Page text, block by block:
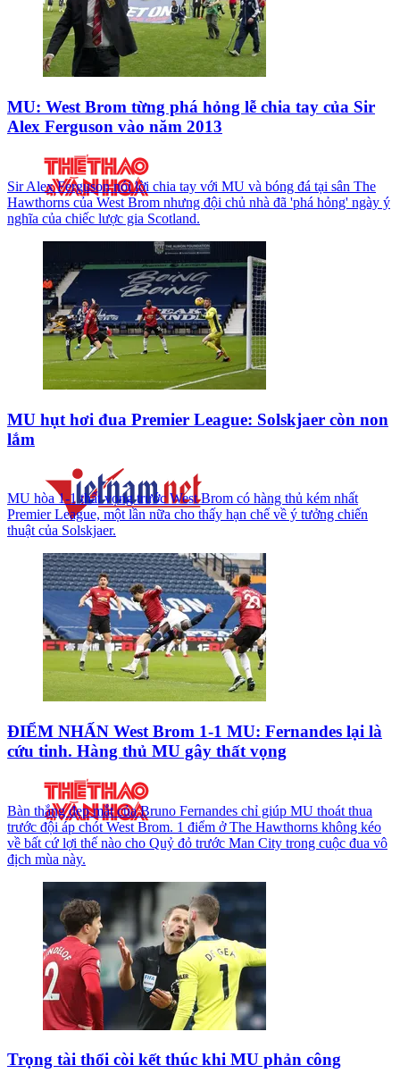
MU: West Brom từng phá hỏng lễ chia tay của Sir
Alex Ferguson vào năm 2013
Sir Alex Ferguson nói lời chia tay với MU và bóng đá tại sân The
Hawthorns của West Brom nhưng đội chủ nhà đã 'phá hỏng' ngày ý
nghĩa của chiếc lược gia Scotland.
MU hụt hơi đua Premier League: Solskjaer còn non
lắm
MU hòa 1-1 thất vọng trước West Brom có hàng thủ kém nhất
Premier League, một lần nữa cho thấy hạn chế về ý tưởng chiến
thuật của Solskjaer.
ĐIỂM NHẤN West Brom 1-1 MU: Fernandes lại là
cứu tinh. Hàng thủ MU gây thất vọng
Bàn thắng đẹp mắt của Bruno Fernandes chỉ giúp MU thoát thua
trước đội áp chót West Brom. 1 điểm ở The Hawthorns không kéo
về bất cứ lợi thế nào cho Quỷ đỏ trước Man City trong cuộc đua vô
địch mùa này.
Trọng tài thổi còi kết thúc khi MU phản công